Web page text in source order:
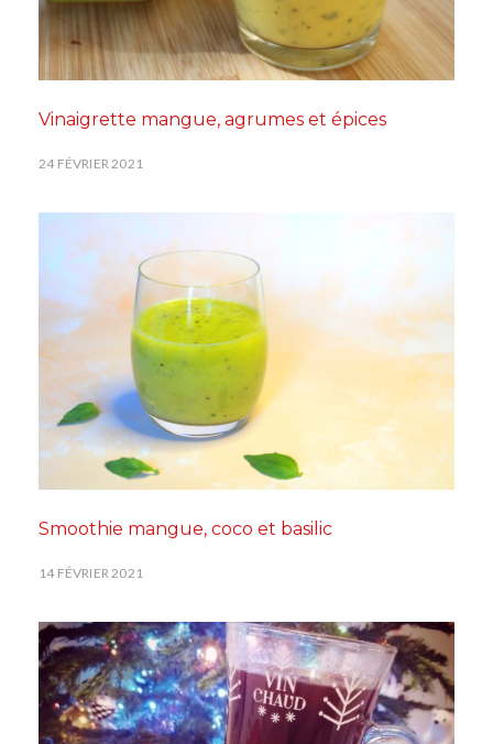
Vinaigrette mangue, agrumes et épices
24 FÉVRIER 2021
Smoothie mangue, coco et basilic
14 FÉVRIER 2021